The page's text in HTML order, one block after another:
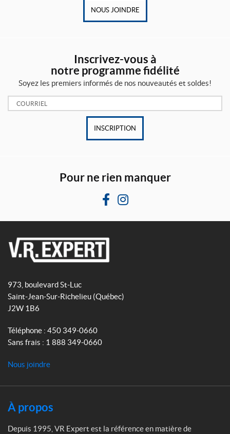
NOUS JOINDRE
Inscrivez-vous à
notre programme fidélité
Soyez les premiers informés de nos nouveautés et soldes!
Courriel:
INSCRIPTION
Pour ne rien manquer
F
e
I
R
E
x
p
e
r
t
973, boulevard St-Luc
Saint-Jean-Sur-Richelieu (Québec)
J2W 1B6
Téléphone : 450 349-0660
Sans frais : 1 888 349-0660
Nous joindre
À propos
Depuis 1995, VR Expert est la référence en matière de